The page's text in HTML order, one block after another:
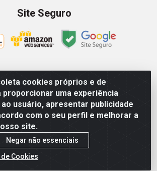
cookies próprios e de
uma experiência
usuário, apresentar publicidade
com o seu perfil e melhorar a
site.
Negar não essenciais
Cookies
Site Seguro
Comércio LTDA - Av. Senador Queiróz, 274
andar - Centro, São Paulo/SP – CNPJ
09.023.754/0006-46